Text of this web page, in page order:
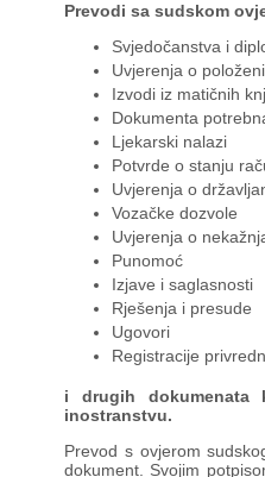
Prevodi sa sudskom
Svjedočanstva i
Uvjerenja o
Izvodi iz matičnih
Dokumenta
Ljekarski nalazi
Potvrde o stanju
Uvjerenja o
Vozačke dozvole
Uvjerenja o
Punomoć
Izjave i saglasnosti
Rješenja i presude
Ugovori
Registracije
i drugih dokumenata
inostranstvu.
Prevod s ovjerom
dokument. Svojim